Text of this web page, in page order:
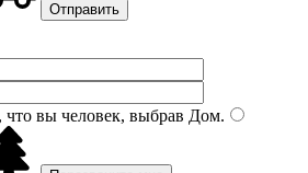
вы человек, выбрав Дом.